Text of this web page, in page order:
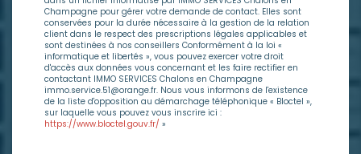
Champagne pour gérer votre demande de contact. Elles sont
conservées pour la durée nécessaire à la gestion de la relation
client dans le respect des prescriptions légales applicables et
sont destinées à nos conseillers Conformément à la loi «
informatique et libertés », vous pouvez exercer votre droit
d'accès aux données vous concernant et les faire rectifier en
contactant IMMO SERVICES Chalons en Champagne
immo.service.51@orange.fr. Nous vous informons de l'existence
de la liste d'opposition au démarchage téléphonique « Bloctel »,
sur laquelle vous pouvez vous inscrire ici :
https://www.bloctel.gouv.fr/ »